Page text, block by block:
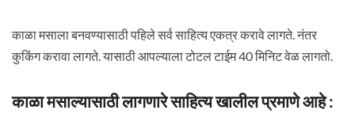
काळा मसाला बनवण्यासाठी पहिले सर्व साहित्य एकत्र करावे लागते. नंतर
कुकिंग करावा लागते. यासाठी आपल्याला टोटल टाईम 40 मिनिट वेळ लागतो.
काळा मसाल्यासाठी लागणारे साहित्य खालील प्रमाणे आहे :